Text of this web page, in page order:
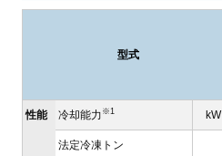
型式
性能 冷却能力 ※1 kW
法定冷凍トン